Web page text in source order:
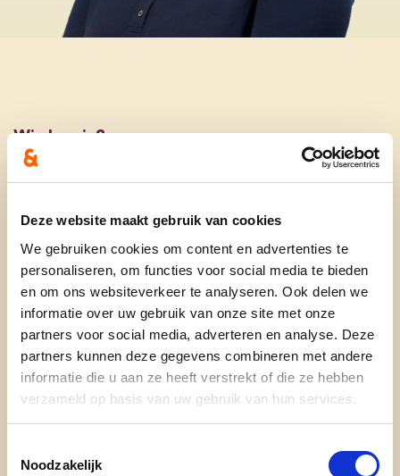
Deze website maakt gebruik van cookies
We gebruiken cookies om content en advertenties te
personaliseren, om functies voor social media te bieden
en om ons websiteverkeer te analyseren. Ook delen we
informatie over uw gebruik van onze site met onze
partners voor social media, adverteren en analyse. Deze
partners kunnen deze gegevens combineren met andere
informatie die u aan ze heeft verstrekt of die ze hebben
verzameld op basis van uw gebruik van hun services.
Noodzakelijk
Wie ben je?
Ik ben Greet Verhelle en ik ben getrouwd met
in Beveren. Samen met onze zoon Michiel runnen
wij met trots een zaak in hobbyvoeders. We
hebben ook een dochter Jolien die actief is in de
HR-sector. Beide kinderen wonen, net als wij, in
het mooie Roeselare.
Onze familie, onze vrienden en onze onderneming
staan centraal in ons leven. Ook het
verenigingsleven dragen wij een warm hart toe:
Ferm, Landelijke Gilde, de vele vogelclubs en